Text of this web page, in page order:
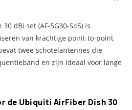
dBi set (AF-5G30-S45) is
van krachtige point-to-point
twee schotelantennes die
en zijn ideaal voor lange
de Ubiquiti AirFiber Dish 30